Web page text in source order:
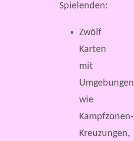
Spielenden:
Zwölf
Karten
mit
Umgebungen
wie
Kampfzonen-
Kreuzungen,